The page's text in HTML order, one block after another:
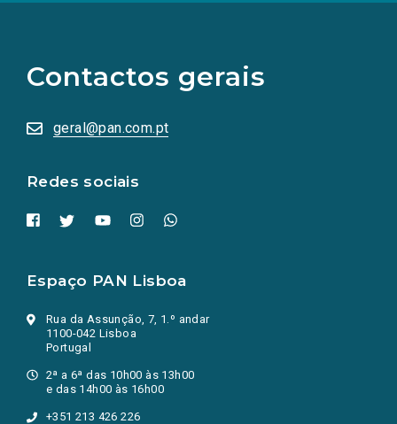
Contactos gerais
geral@pan.com.pt
Redes sociais
redes
sociais
numa
nova
Espaço PAN Lisboa
Rua da Assunção, 7, 1.º andar
1100-042 Lisboa
Portugal
2ª a 6ª das 10h00 às 13h00
e das 14h00 às 16h00
+351 213 426 226